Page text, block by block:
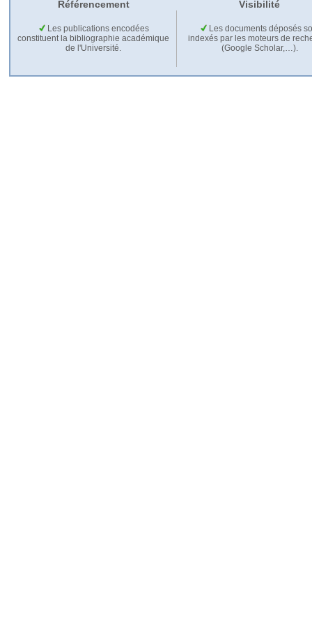
Référencement Visibilité
Les publications encodées
constituent la bibliographie académique
de l'Université.
Les documents déposés
indexés par les moteurs de
(Google Scholar,…).